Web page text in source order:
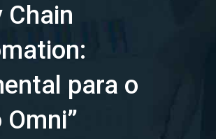
Chain
para o
Omni”